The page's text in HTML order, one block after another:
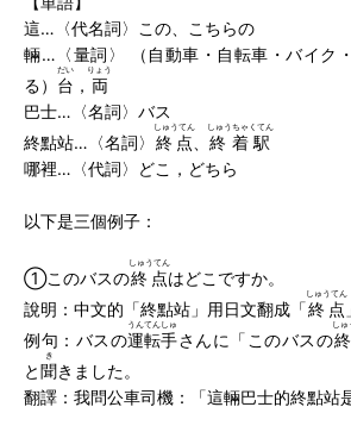
這…〈代名詞〉この、こちらの
輛…〈量詞〉 （自動車・自転車・バイク
る） 台
だい
， 両
りょう
巴士…〈名詞〉バス
終點站…〈名詞〉 終点
しゅうてん
終着駅
しゅうちゃくてん
哪裡…〈代詞〉どこ，どちら
以下是三個例子：
①このバスの終点
しゅうてん
はどこですか。
說明：中文的「終點站」用日文翻成「終点
しゅうてん
例句：バスの運転手
うんてんしゅ
さんに「このバスの
しゅ
と聞
き
きました。
翻譯：我問公車司機：「這輛巴士的終點站